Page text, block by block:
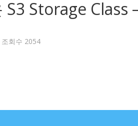
S3 Storage
회수 2054